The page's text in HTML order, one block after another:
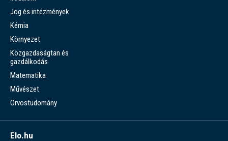
Jog és intézmények
Kémia
Környezet
Közgazdaságtan és
gazdálkodás
Matematika
Művészet
Orvostudomány
Elo.hu